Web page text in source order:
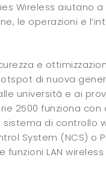
Wireless aiutano
le operazioni e
e
di nuova
università e ai
2500 funziona con
di controllo
System (NCS) o
LAN